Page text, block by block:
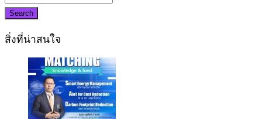
Search
สิ่งที่น่าสนใจ